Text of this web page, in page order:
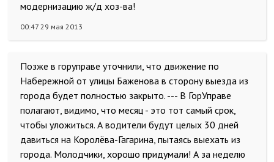
модернизацию ж/д хоз-ва!
00:47 29 мая 2013
Позже в горуправе уточнили, что движение по
Набережной от улицы Баженова в сторону выезда из
города будет полностью закрыто. --- В ГорУправе
полагают, видимо, что месяц - это тот самый срок,
чтобы уложиться. А водители будут целых 30 дней
давиться на Королёва-Гагарина, пытаясь выехать из
города. Молодчики, хорошо придумали! А за неделю